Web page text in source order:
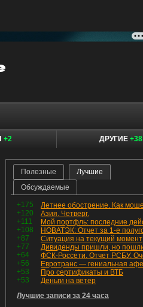
+2 ДРУГИЕ +38
Полезные
Лучшие
Обсуждаемые
+175
+120
Азия. Четверг.
+111
+108
+87
Ситуация на текущий момент
+77
+64
+56
+53
Про сертификаты и ВТБ
+53
Деньги на ветер
Лучшие записи за 24 часа